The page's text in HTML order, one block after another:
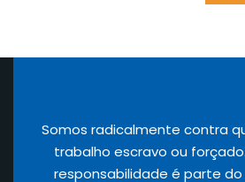
Somos radicalmente contra
trabalho escravo ou
responsabilidade é parte do